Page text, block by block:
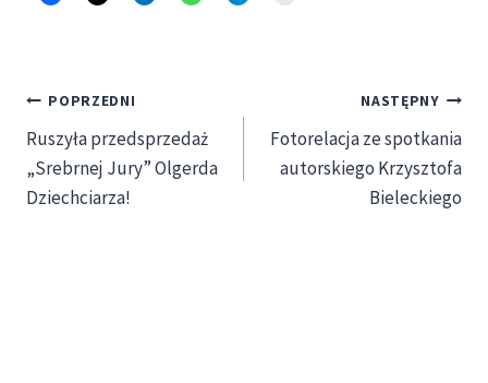
Nawigacja
wpisu
POPRZEDNI
Ruszyła przedsprzedaż
„Srebrnej Jury” Olgerda
Dziechciarza!
NASTĘPNY
Fotorelacja ze spotkania
autorskiego Krzysztofa
Bieleckiego